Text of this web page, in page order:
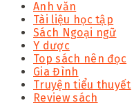
Anh văn
Tài liệu học tập
Sách Ngoại ngữ
Y dược
Top sách nên đọc
Gia Đình
Truyện tiểu thuyết
Review sách